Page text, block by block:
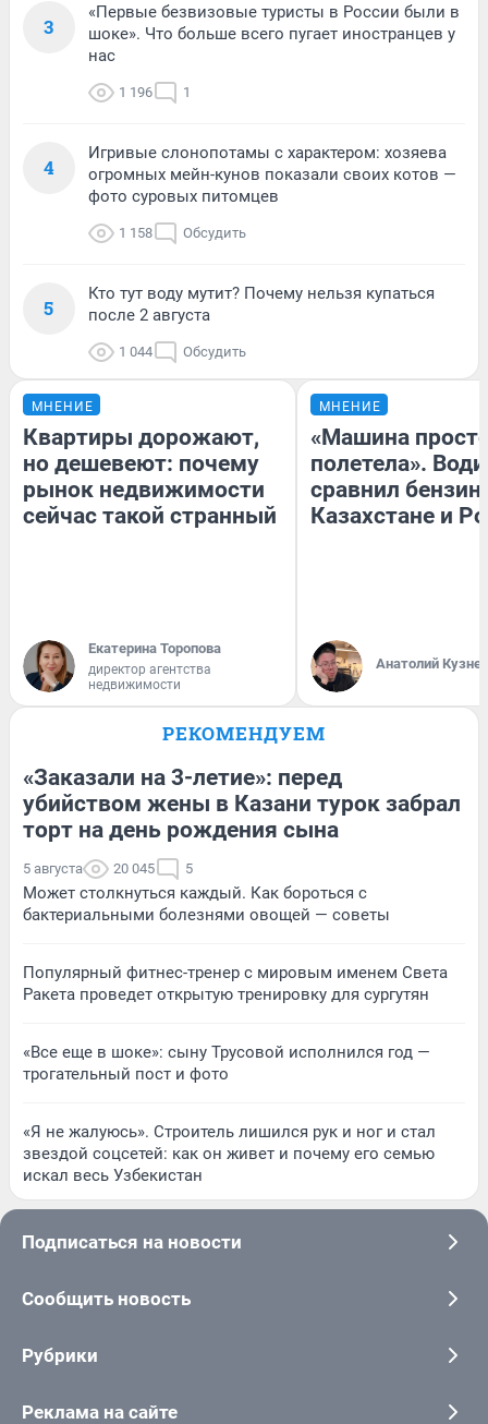
3
«Первые безвизовые туристы в России были в
шоке». Что больше всего пугает иностранцев у
нас
1 196 1
4
Игривые слонопотамы с характером: хозяева
огромных мейн-кунов показали своих котов —
фото суровых питомцев
1 158 Обсудить
5
Кто тут воду мутит? Почему нельзя купаться
после 2 августа
1 044 Обсудить
МНЕНИЕ
Квартиры дорожают,
но дешевеют: почему
рынок недвижимости
сейчас такой странный
Екатерина Торопова
директор агентства
недвижимости
МНЕНИЕ
«Машина
полетела».
сравнил бензин
Казахстане и
Анатолий
РЕКОМЕНДУЕМ
«Заказали на 3-летие»: перед
убийством жены в Казани турок забрал
торт на день рождения сына
5 августа 20 045 5
Может столкнуться каждый. Как бороться с
бактериальными болезнями овощей — советы
Популярный фитнес-тренер с мировым именем Света
Ракета проведет открытую тренировку для сургутян
«Все еще в шоке»: сыну Трусовой исполнился год —
трогательный пост и фото
«Я не жалуюсь». Строитель лишился рук и ног и стал
звездой соцсетей: как он живет и почему его семью
искал весь Узбекистан
Подписаться на новости
Сообщить новость
Рубрики
Реклама на сайте